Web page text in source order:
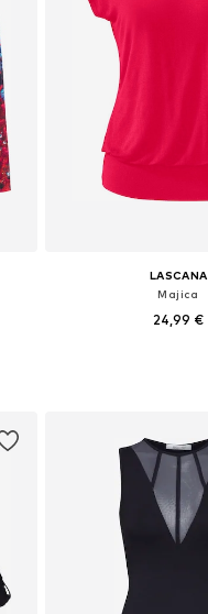
LASCANA
Majica
24,99 €